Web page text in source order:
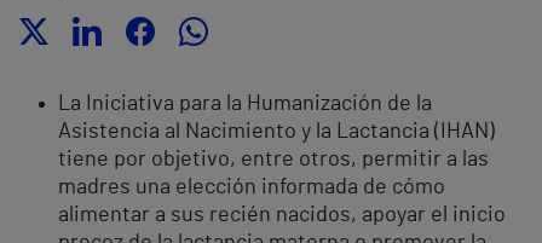
La Iniciativa para la Humanización de la
Asistencia al Nacimiento y la Lactancia (IHAN)
tiene por objetivo, entre otros, permitir a las
madres una elección informada de cómo
alimentar a sus recién nacidos, apoyar el inicio